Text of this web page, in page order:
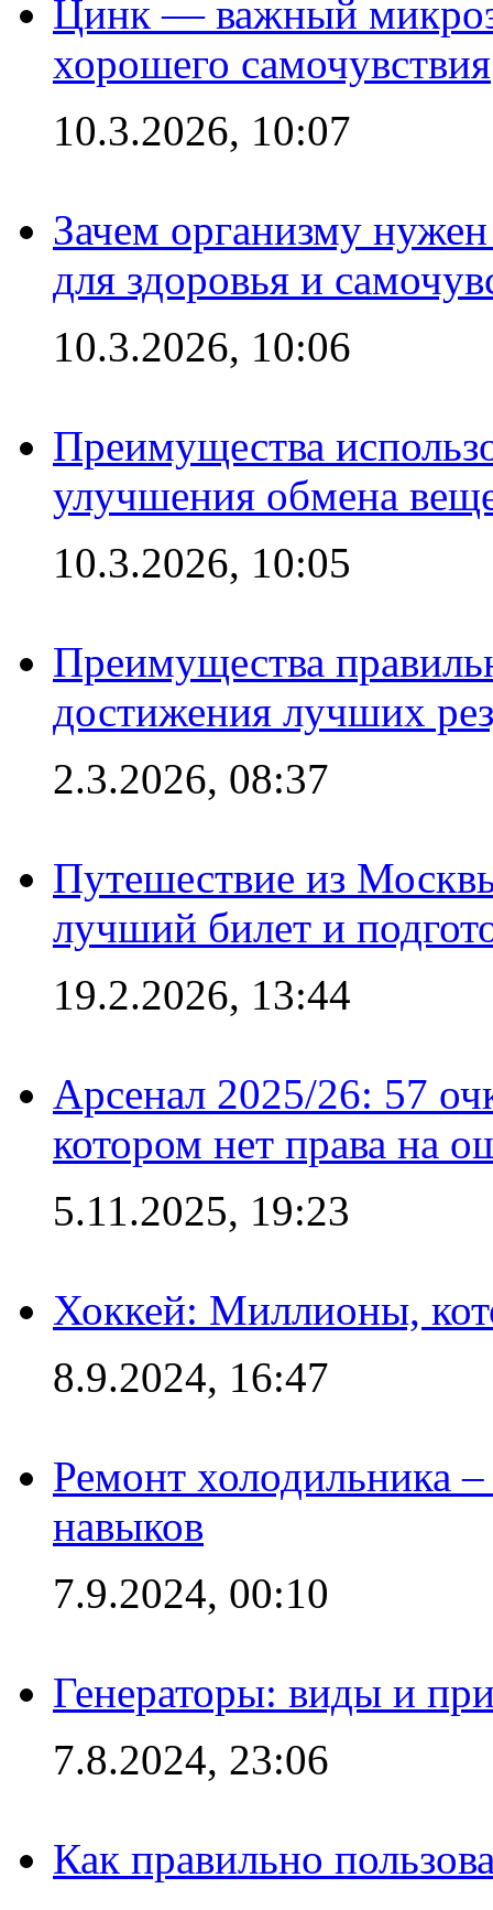
Цинк — важный
хорошего самочувствия
10.3.2026, 10:07
Зачем организму
для здоровья и
10.3.2026, 10:06
Преимущества
улучшения обмена
10.3.2026, 10:05
Преимущества
достижения лучших
2.3.2026, 08:37
Путешествие из
лучший билет и
19.2.2026, 13:44
Арсенал 2025/26: 57
котором нет права на
5.11.2025, 19:23
Хоккей: Миллионы,
8.9.2024, 16:47
Ремонт холодильника
навыков
7.9.2024, 00:10
Генераторы: виды и
7.8.2024, 23:06
Как правильно